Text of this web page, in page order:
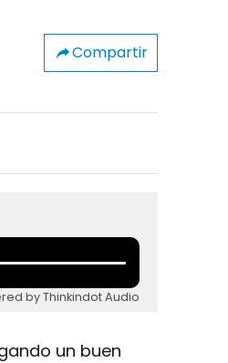
Compartir
by Thinkindot Audio
un buen